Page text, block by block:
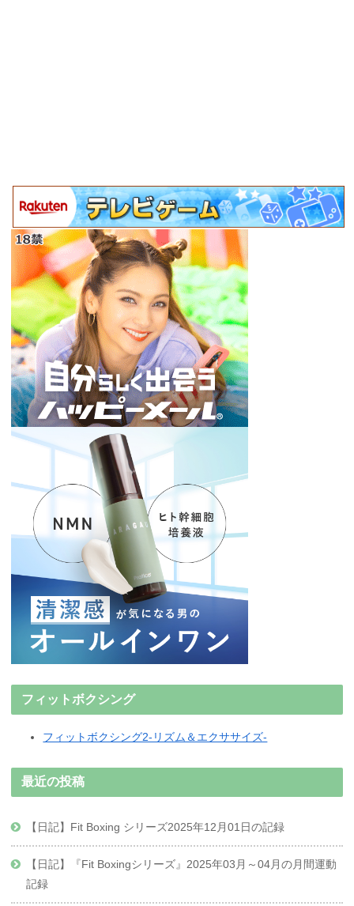
フィットボクシング
フィットボクシング2-リズム＆エクササイズ-
最近の投稿
【日記】Fit Boxing シリーズ2025年12月01日の記録
【日記】『Fit Boxingシリーズ』2025年03月～04月の月間運動
記録